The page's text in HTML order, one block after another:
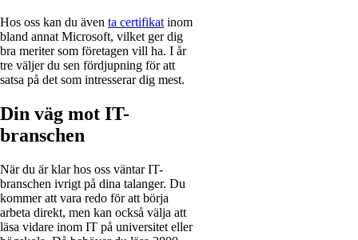
Hos oss kan du även ta certifikat inom
bland annat Microsoft, vilket ger dig
bra meriter som företagen vill ha. I år
tre väljer du sen fördjupning för att
satsa på det som intresserar dig mest.
Din väg mot IT-
branschen
När du är klar hos oss väntar IT-
branschen ivrigt på dina talanger. Du
kommer att vara redo för att börja
arbeta direkt, men kan också välja att
läsa vidare inom IT på universitet eller